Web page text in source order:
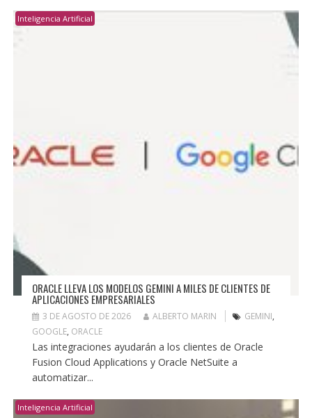
Inteligencia Artificial
ORACLE LLEVA LOS MODELOS GEMINI A MILES DE CLIENTES DE
APLICACIONES EMPRESARIALES
3 DE AGOSTO DE 2026 ALBERTO MARIN GEMINI,
GOOGLE, ORACLE
Las integraciones ayudarán a los clientes de Oracle
Fusion Cloud Applications y Oracle NetSuite a
automatizar...
Inteligencia Artificial